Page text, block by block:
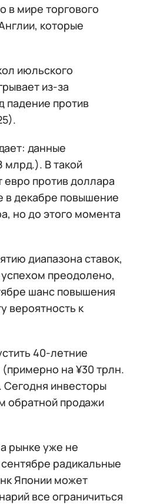
в мире торгового
которые
июльского
из-за
падение против
данные
млрд.). В такой
евро против доллара
в декабре повышение
но до этого момента
диапазона ставок,
преодолено,
шанс повышения
вероятность к
40-летние
(примерно на ¥30 трлн.
Сегодня инвесторы
обратной продажи
рынке уже не
радикальные
Японии может
все ограничиться